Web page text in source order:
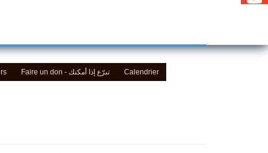
Faire un don - تبرّع إذا أمكنك Calendrier